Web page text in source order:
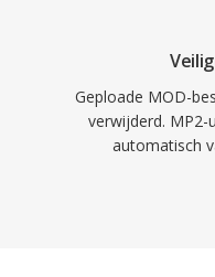
Geploade MOD-
verwijderd.
automatisch